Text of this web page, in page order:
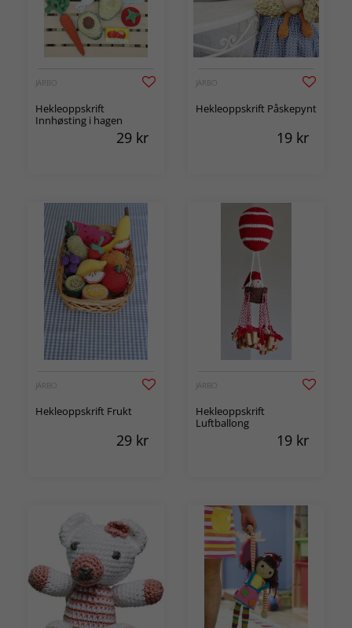
JÄRBO
Hekleoppskrift
Innhøsting i hagen
29 kr
JÄRBO
Hekleoppskrift Påskepynt
19 kr
JÄRBO
Hekleoppskrift Frukt
29 kr
JÄRBO
Hekleoppskrift
Luftballong
19 kr